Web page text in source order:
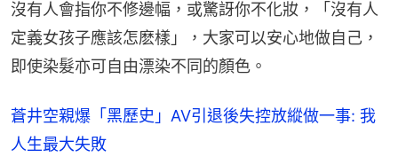
沒有人會指你不修邊幅，或驚訝你不化妝，「沒有人
定義女孩子應該怎麽樣」，大家可以安心地做自己，
即使染髮亦可自由漂染不同的顏色。
蒼井空親爆「黑歷史」AV引退後失控放縱做一事: 我
人生最大失敗